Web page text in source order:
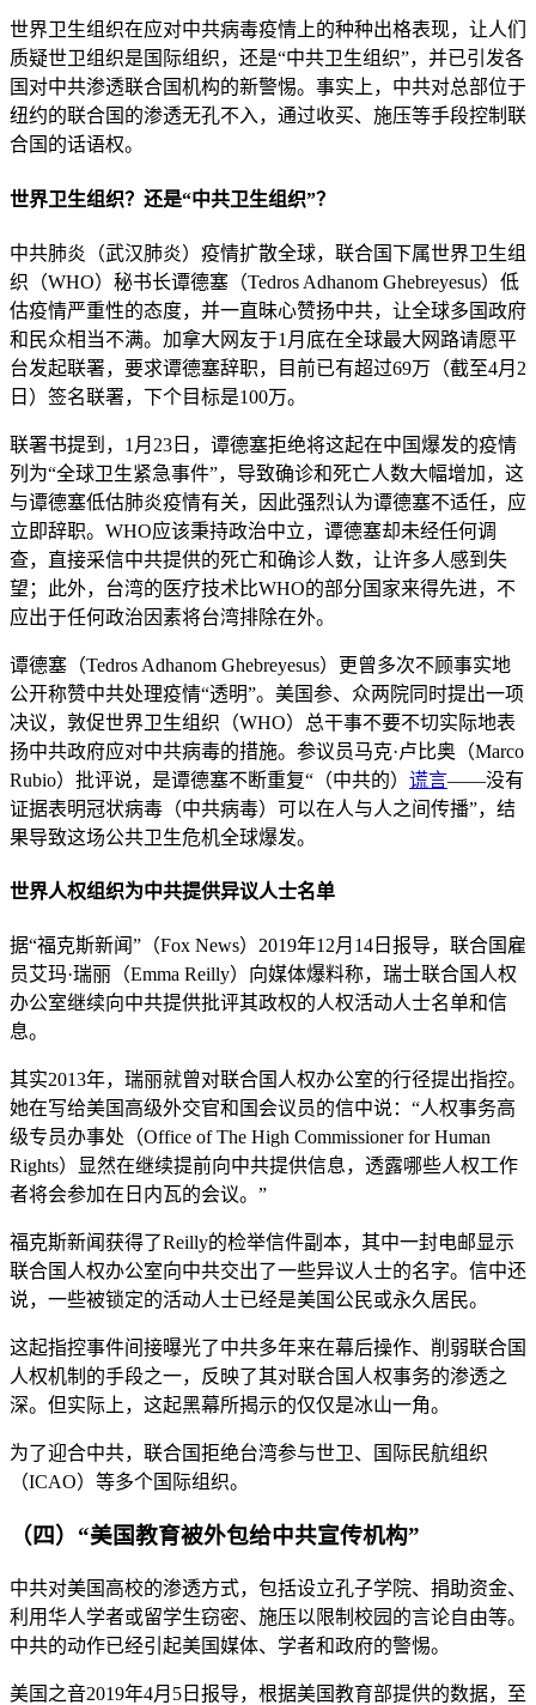
世界卫生组织在应对中共病毒疫情上的种种出格表现，让人们
质疑世卫组织是国际组织，还是“中共卫生组织”，并已引发各
国对中共渗透联合国机构的新警惕。事实上，中共对总部位于
纽约的联合国的渗透无孔不入，通过收买、施压等手段控制联
合国的话语权。
世界卫生组织？还是“中共卫生组织”？
中共肺炎（武汉肺炎）疫情扩散全球，联合国下属世界卫生组
织（WHO）秘书长谭德塞（Tedros Adhanom Ghebreyesus）低
估疫情严重性的态度，并一直昧心赞扬中共，让全球多国政府
和民众相当不满。加拿大网友于1月底在全球最大网路请愿平
台发起联署，要求谭德塞辞职，目前已有超过69万（截至4月2
日）签名联署，下个目标是100万。
联署书提到，1月23日，谭德塞拒绝将这起在中国爆发的疫情
列为“全球卫生紧急事件”，导致确诊和死亡人数大幅增加，这
与谭德塞低估肺炎疫情有关，因此强烈认为谭德塞不适任，应
立即辞职。WHO应该秉持政治中立，谭德塞却未经任何调
查，直接采信中共提供的死亡和确诊人数，让许多人感到失
望；此外，台湾的医疗技术比WHO的部分国家来得先进，不
应出于任何政治因素将台湾排除在外。
谭德塞（Tedros Adhanom Ghebreyesus）更曾多次不顾事实地
公开称赞中共处理疫情“透明”。美国参、众两院同时提出一项
决议，敦促世界卫生组织（WHO）总干事不要不切实际地表
扬中共政府应对中共病毒的措施。参议员马克·卢比奥（Marco
Rubio）批评说，是谭德塞不断重复“（中共的） 谎言——没有
证据表明冠状病毒（中共病毒）可以在人与人之间传播”，结
果导致这场公共卫生危机全球爆发。
世界人权组织为中共提供异议人士名单
据“福克斯新闻”（Fox News）2019年12月14日报导，联合国雇
员艾玛·瑞丽（Emma Reilly）向媒体爆料称，瑞士联合国人权
办公室继续向中共提供批评其政权的人权活动人士名单和信
息。
其实2013年，瑞丽就曾对联合国人权办公室的行径提出指控。
她在写给美国高级外交官和国会议员的信中说：“人权事务高
级专员办事处（Office of The High Commissioner for Human
Rights）显然在继续提前向中共提供信息，透露哪些人权工作
者将会参加在日内瓦的会议。”
福克斯新闻获得了Reilly的检举信件副本，其中一封电邮显示
联合国人权办公室向中共交出了一些异议人士的名字。信中还
说，一些被锁定的活动人士已经是美国公民或永久居民。
这起指控事件间接曝光了中共多年来在幕后操作、削弱联合国
人权机制的手段之一，反映了其对联合国人权事务的渗透之
深。但实际上，这起黑幕所揭示的仅仅是冰山一角。
为了迎合中共，联合国拒绝台湾参与世卫、国际民航组织
（ICAO）等多个国际组织。
（四）“美国教育被外包给中共宣传机构”
中共对美国高校的渗透方式，包括设立孔子学院、捐助资金、
利用华人学者或留学生窃密、施压以限制校园的言论自由等。
中共的动作已经引起美国媒体、学者和政府的警惕。
美国之音2019年4月5日报导，根据美国教育部提供的数据，至